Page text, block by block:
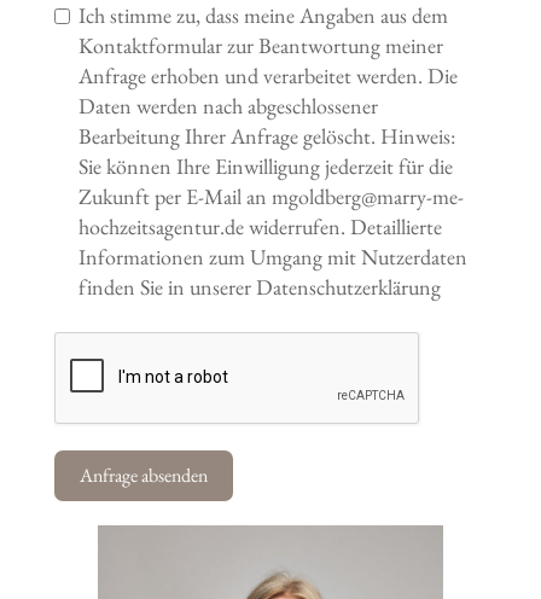
Ich stimme zu, dass meine Angaben aus dem
Kontaktformular zur Beantwortung meiner
Anfrage erhoben und verarbeitet werden. Die
Daten werden nach abgeschlossener
Bearbeitung Ihrer Anfrage gelöscht. Hinweis:
Sie können Ihre Einwilligung jederzeit für die
Zukunft per E-Mail an mgoldberg@marry-me-
hochzeitsagentur.de widerrufen. Detaillierte
Informationen zum Umgang mit Nutzerdaten
finden Sie in unserer Datenschutzerklärung
Anfrage absenden